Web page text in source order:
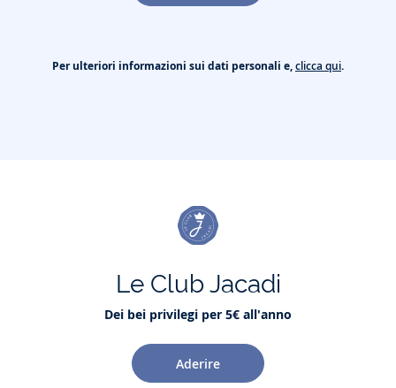
Per ulteriori informazioni sui dati personali e,clicca qui.
Le Club Jacadi
Dei bei privilegi per 5€ all'anno
Aderire